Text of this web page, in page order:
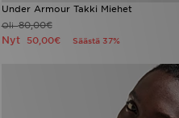
Under Armour Takki Miehet
Oli80,00€
Nyt 50,00€ Säästä 37%